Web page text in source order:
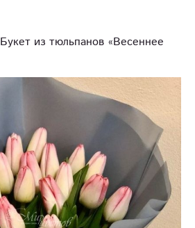
Букет из тюльпанов «Весеннее